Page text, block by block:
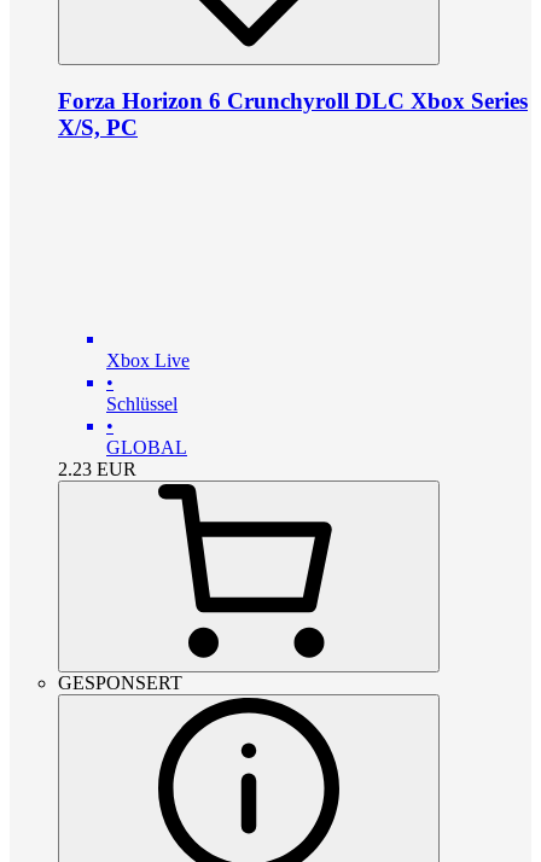
Forza Horizon 6 Crunchyroll DLC Xbox Series
X/S, PC
Xbox Live
•
Schlüssel
•
GLOBAL
2.23 EUR
GESPONSERT